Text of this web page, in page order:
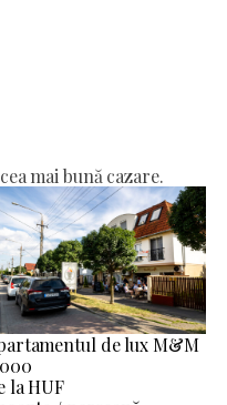
mai bună cazare.
de lux M&M
la HUF